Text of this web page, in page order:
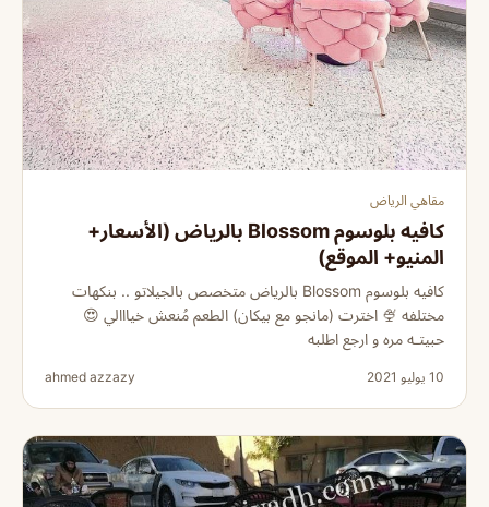
مقاهي الرياض
كافيه بلوسوم Blossom بالرياض (الأسعار+
المنيو+ الموقع)
كافيه بلوسوم Blossom بالرياض متخصص بالجيلاتو .. بنكهات
مختلفه 🍨 اخترت (مانجو مع بيكان) الطعم مُنعش خيااالي 😍
حبيتـه مره و ارجع اطلبه
10 يوليو 2021 ahmed azzazy